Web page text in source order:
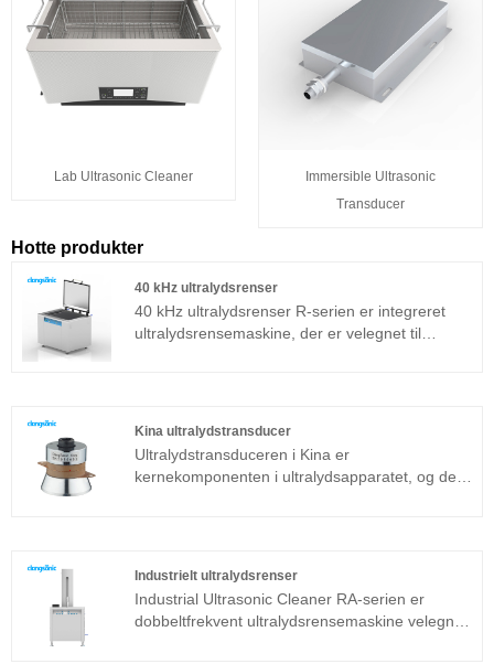
Lab Ultrasonic Cleaner
Immersible Ultrasonic
Transducer
Hotte produkter
40 kHz ultralydsrenser
40 kHz ultralydsrenser R-serien er integreret
ultralydsrensemaskine, der er velegnet til
behov for fejlfinding på stedet.
Kina ultralydstransducer
Ultralydstransduceren i Kina er
kernekomponenten i ultralydsapparatet, og dets
Industrielt ultralydsrenser
Industrial Ultrasonic Cleaner RA-serien er
dobbeltfrekvent ultralydsrensemaskine velegnet